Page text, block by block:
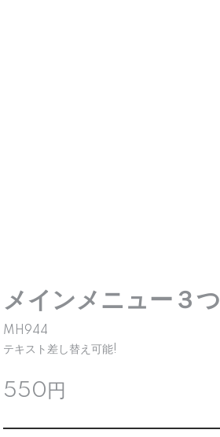
メインメニュー３
MH944
テキスト差し替え可能!
550円